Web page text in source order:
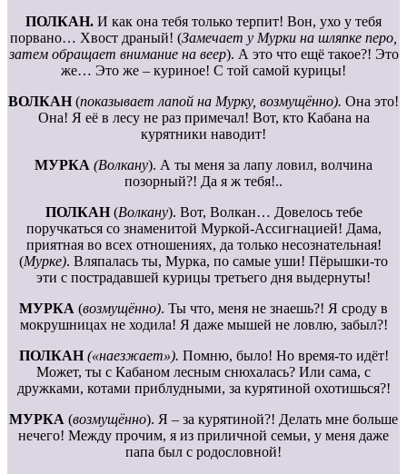
ПОЛКАН. И как она тебя только терпит! Вон, ухо у тебя
порвано… Хвост драный! (Замечает у Мурки на шляпке перо,
затем обращает внимание на веер). А это что ещё такое?! Это
же… Это же – куриное! С той самой курицы!
ВОЛКАН(показывает лапой на Мурку, возмущённо). Она это!
Она! Я её в лесу не раз примечал! Вот, кто Кабана на
курятники наводит!
МУРКА (Волкану). А ты меня за лапу ловил, волчина
позорный?! Да я ж тебя!..
ПОЛКАН(Волкану). Вот, Волкан… Довелось тебе
поручкаться со знаменитой Муркой-Ассигнацией! Дама,
приятная во всех отношениях, да только несознательная!
(Мурке). Вляпалась ты, Мурка, по самые уши! Пёрышки-то
эти с пострадавшей курицы третьего дня выдернуты!
МУРКА (возмущённо). Ты что, меня не знаешь?! Я сроду в
мокрушницах не ходила! Я даже мышей не ловлю, забыл?!
ПОЛКАН(«наезжает»). Помню, было! Но время-то идёт!
Может, ты с Кабаном лесным снюхалась? Или сама, с
дружками, котами приблудными, за курятиной охотишься?!
МУРКА (возмущённо). Я – за курятиной?! Делать мне больше
нечего! Между прочим, я из приличной семьи, у меня даже
папа был с родословной!